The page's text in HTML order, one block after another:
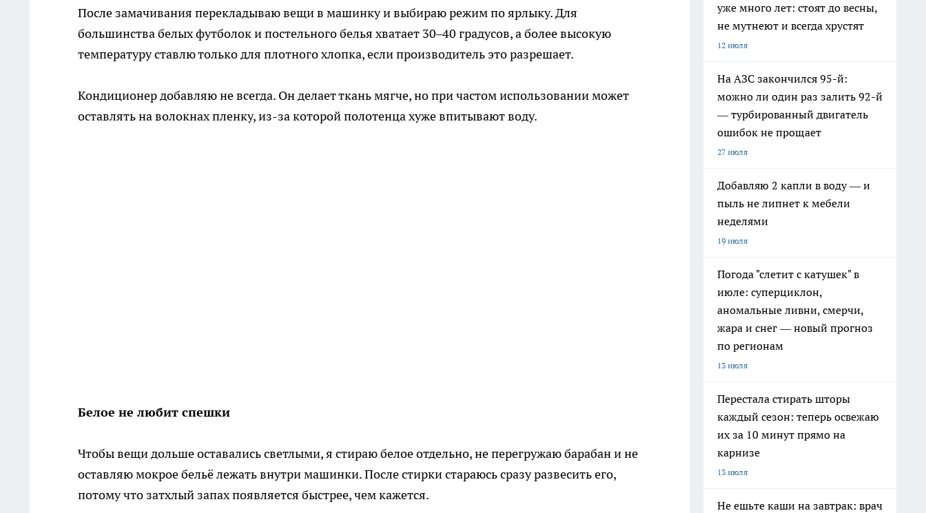
После замачивания перекладываю вещи в машинку и выбираю режим по ярлыку. Для
большинства белых футболок и постельного белья хватает 30–40 градусов, а более высокую
температуру ставлю только для плотного хлопка, если производитель это разрешает.
Кондиционер добавляю не всегда. Он делает ткань мягче, но при частом использовании может
оставлять на волокнах пленку, из-за которой полотенца хуже впитывают воду.
Белое не любит спешки
Чтобы вещи дольше оставались светлыми, я стираю белое отдельно, не перегружаю барабан и не
оставляю мокрое бельё лежать внутри машинки. После стирки стараюсь сразу развесить его,
потому что затхлый запах появляется быстрее, чем кажется.
уже много лет: стоят до весны,
не мутнеют и всегда хрустят
12 июля
На АЗС закончился 95-й:
можно ли один раз залить 92-й
— турбированный двигатель
ошибок не прощает
27 июля
Добавляю 2 капли в воду — и
пыль не липнет к мебели
неделями
19 июля
Погода "слетит с катушек" в
июле: суперциклон,
аномальные ливни, смерчи,
жара и снег — новый прогноз
по регионам
13 июля
Перестала стирать шторы
каждый сезон: теперь освежаю
их за 10 минут прямо на
карнизе
13 июля
Не ешьте каши на завтрак: врач